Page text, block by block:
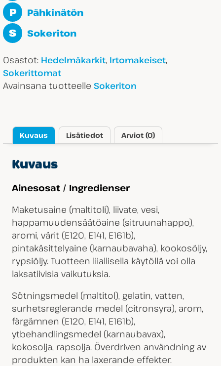
P Pähkinätön
S Sokeriton
Osastot: Hedelmäkarkit, Irtomakeiset,
Sokerittomat
Avainsana tuotteelle Sokeriton
Kuvaus Lisätiedot Arviot (0)
Kuvaus
Ainesosat / Ingredienser
Maketusaine (maltitoli), liivate, vesi,
happamuudensäätöaine (sitruunahappo),
aromi, värit (E120, E141, E161b),
pintakäsittelyaine (karnaubavaha), kookosöljy,
rypsiöljy. Tuotteen liiallisella käytöllä voi olla
laksatiivisia vaikutuksia.
Sötningsmedel (maltitol), gelatin, vatten,
surhetsreglerande medel (citronsyra), arom,
färgämnen (E120, E141, E161b),
ytbehandlingsmedel (karnaubavax),
kokosolja, rapsolja. Överdriven användning av
produkten kan ha laxerande effekter.